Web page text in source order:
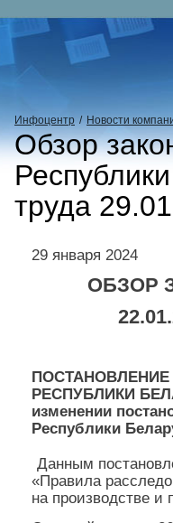
Инфоцентр / Новости
Обзор
труда
29 января 2024
ОБЗОР
РЕСПУБЛИКИ
изменении
Республики
Данным
«Правила
на производстве